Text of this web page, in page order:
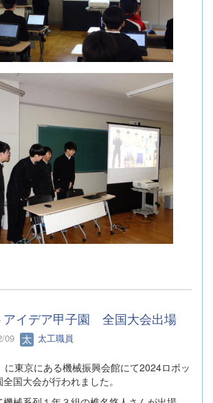
アイデア甲子園 全国大会出場
09 太工職員
東京にある機械振興会館にて2024ロボッ
国大会が行われました。